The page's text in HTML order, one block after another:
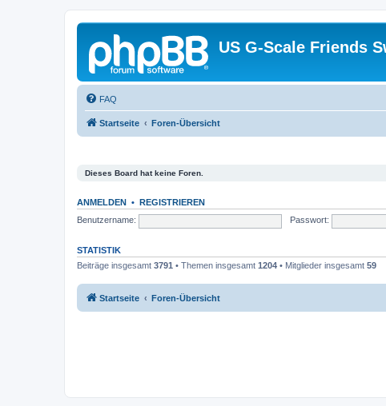
US G-Scale Friends
FAQ
Startseite Foren-Übersicht
Dieses Board hat keine Foren.
ANMELDEN • REGISTRIEREN
Benutzername:
Passwort:
STATISTIK
Beiträge insgesamt 3791 • Themen insgesamt 1204 • Mitglieder insgesamt 59
Startseite Foren-Übersicht